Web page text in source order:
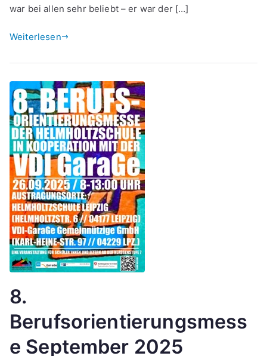
war bei allen sehr beliebt – er war der […]
Weiterlesen
8.
Berufsorientierungsmess
e September 2025